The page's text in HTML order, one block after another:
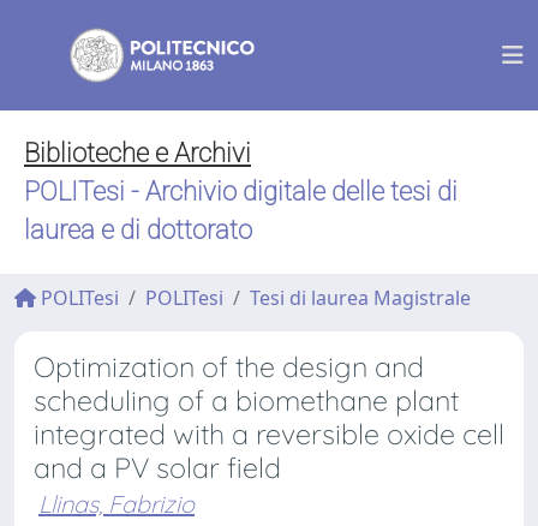
Biblioteche e Archivi
POLITesi - Archivio digitale delle tesi di
laurea e di dottorato
POLITesi POLITesi Tesi di laurea Magistrale
Optimization of the design and
scheduling of a biomethane plant
integrated with a reversible oxide cell
and a PV solar field
Llinas, Fabrizio